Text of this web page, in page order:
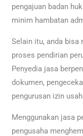
pengajuan badan
minim hambatan
Selain itu, anda bisa
proses pendirian
Penyedia jasa
dokumen,
pengurusan izin
Menggunakan jasa
pengusaha